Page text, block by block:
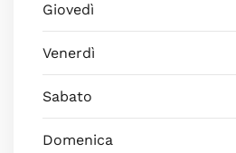
Giovedì
Venerdì
Sabato
Domenica